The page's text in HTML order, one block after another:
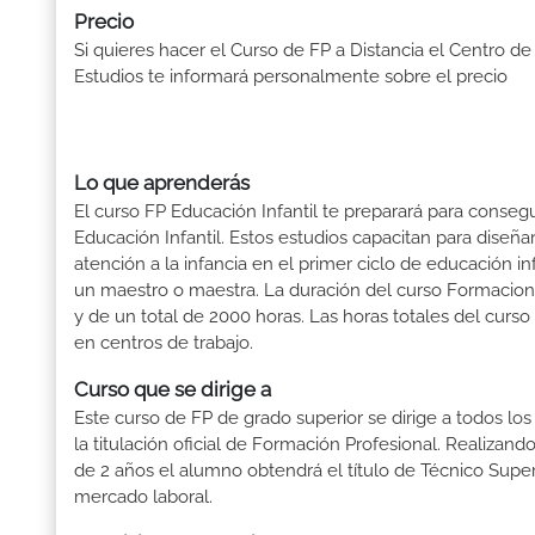
Precio
Si quieres hacer el Curso de FP a Distancia el Centro de
Estudios te informará personalmente sobre el precio
Lo que aprenderás
El curso FP Educación Infantil te preparará para
Educación Infantil. Estos estudios capacitan para
atención a la infancia en el primer ciclo de educación
un maestro o maestra. La duración del curso
y de un total de 2000 horas. Las horas totales del
en centros de trabajo.
Curso que se dirige a
Este curso de FP de grado superior se dirige a todos
la titulación oficial de Formación Profesional.
de 2 años el alumno obtendrá el título de Técnico
mercado laboral.